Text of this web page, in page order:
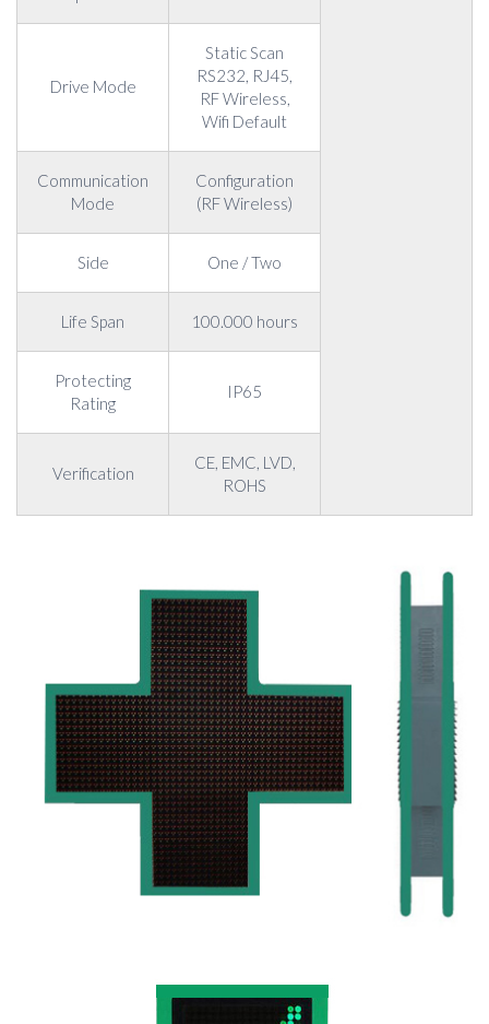
Drive Mode
Static Scan
RS232, RJ45,
RF Wireless,
Wifi Default
Communication
Mode
Configuration
(RF Wireless)
Side One / Two
Life Span 100.000 hours
Protecting
Rating
IP65
Verification
CE, EMC, LVD,
ROHS